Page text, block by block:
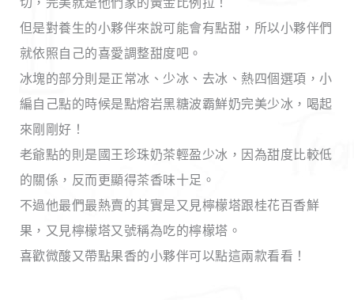
但是對養生的小夥伴來說可能會有點甜，所以小夥伴們
就依照自己的喜愛調整甜度吧。
冰塊的部分則是正常冰、少冰、去冰、熱四個選項，小
編自己點的時候是點熔岩黑糖波霸鮮奶完美少冰，喝起
來剛剛好！
老爺點的則是國王珍珠奶茶輕盈少冰，因為甜度比較低
的關係，反而更顯得茶香味十足。
不過他最們最熱賣的其實是又見檸檬塔跟桂花百香鮮
果，又見檸檬塔又號稱為吃的檸檬塔。
喜歡微酸又帶點果香的小夥伴可以點這兩款看看！